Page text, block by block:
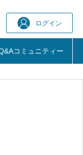
ログイン
コミュニティー